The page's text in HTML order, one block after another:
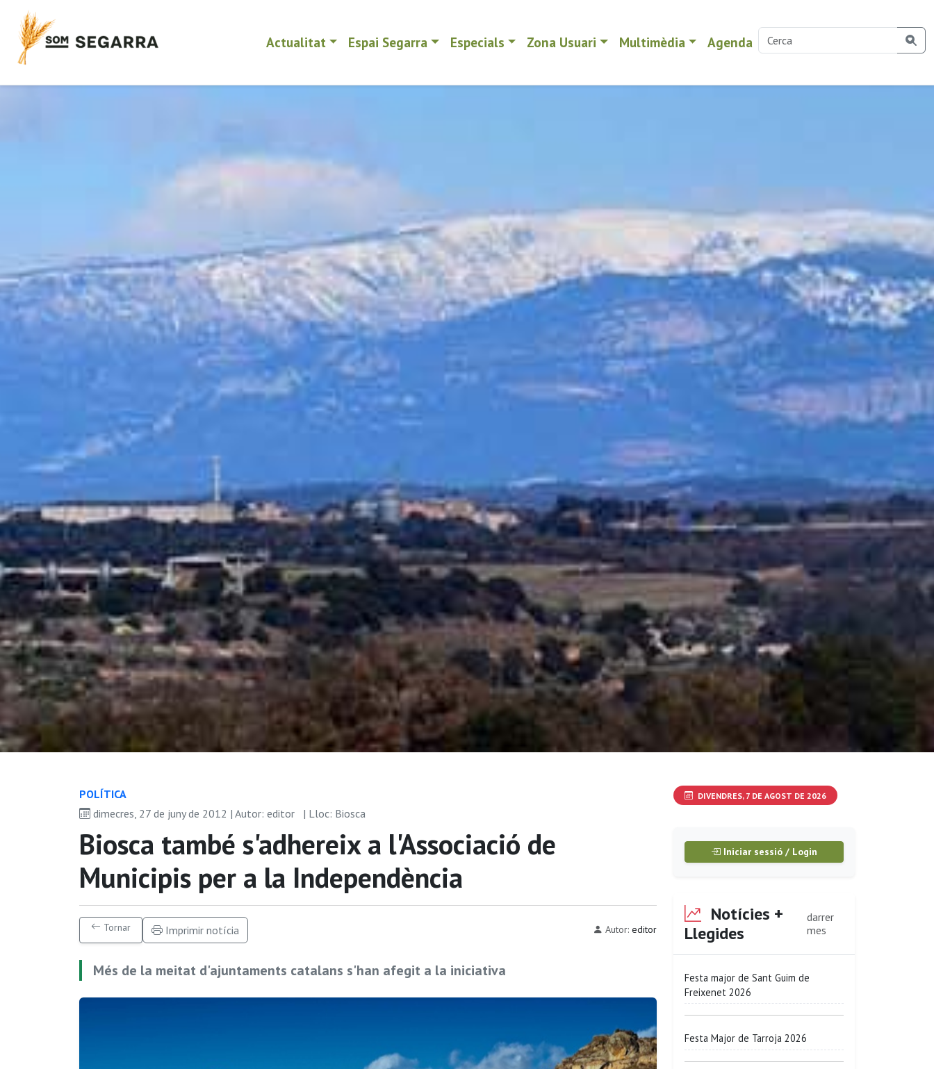
Actualitat Espai Segarra Especials Zona Usuari Multimèdia Agenda
POLÍ­TICA
dimecres, 27 de juny de 2012 | Autor: editor
| Lloc: Biosca
Biosca també s'adhereix a l'Associació de
Municipis per a la Independència
Tornar Imprimir notícia Autor: editor
Més de la meitat d'ajuntaments catalans s'han afegit a la iniciativa
DIVENDRES, 7 DE AGOST DE 2026
Iniciar sessió / Login
Notícies +
Llegides
darrer
mes
Festa major de Sant Guim de
Freixenet 2026
Festa Major de Tarroja 2026